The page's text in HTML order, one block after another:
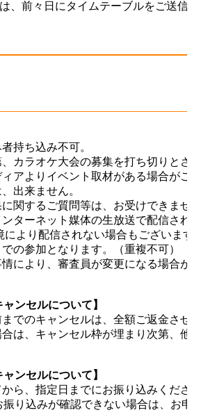
、前々日にタイムテーブルをご送信
持ち込み不可。
カラオケ大会の募集を打ち切りとさ
アよりイベント取材がある場合がご
出来ません。
関するご質問等は、お受けできませ
ターネット媒体の生放送で配信され
り配信されない場合もございます
の参加となります。（重複不可）
により、審査員が変更になる場合が
ンセルについて】
でのキャンセルは、全額ご返金させ
は、キャンセル枠が埋まり次第、他
ンセルについて】
ら、指定日までにお振り込みくださ
り込みが確認できない場合は、お申